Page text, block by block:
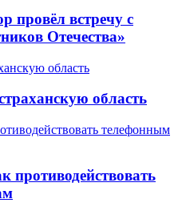
провёл встречу с
Отечества»
область
противодействовать